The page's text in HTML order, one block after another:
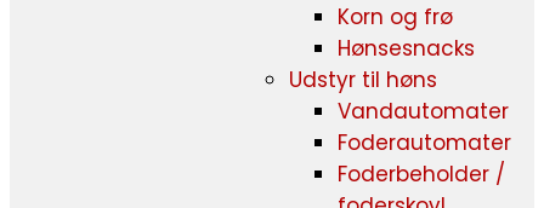
Korn og frø
Hønsesnacks
Udstyr til høns
Vandautomater
Foderautomater
Foderbeholder /